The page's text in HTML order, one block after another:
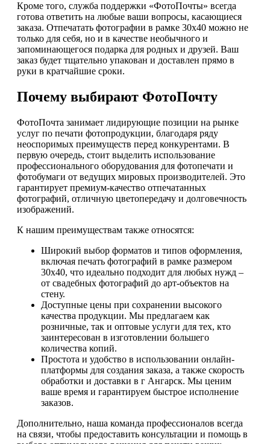
Кроме того, служба поддержки «ФотоПочты» всегда
готова ответить на любые ваши вопросы, касающиеся
заказа. Отпечатать фотографии в рамке 30х40 можно не
только для себя, но и в качестве необычного и
запоминающегося подарка для родных и друзей. Ваш
заказ будет тщательно упакован и доставлен прямо в
руки в кратчайшие сроки.
Почему выбирают ФотоПочту
ФотоПочта занимает лидирующие позиции на рынке
услуг по печати фотопродукции, благодаря ряду
неоспоримых преимуществ перед конкурентами. В
первую очередь, стоит выделить использование
профессионального оборудования для фотопечати и
фотобумаги от ведущих мировых производителей. Это
гарантирует премиум-качество отпечатанных
фотографий, отличную цветопередачу и долговечность
изображений.
К нашим преимуществам также относятся:
Широкий выбор форматов и типов оформления,
включая печать фотографий в рамке размером
30х40, что идеально подходит для любых нужд –
от свадебных фотографий до арт-объектов на
стену.
Доступные цены при сохранении высокого
качества продукции. Мы предлагаем как
розничные, так и оптовые услуги для тех, кто
заинтересован в изготовлении большего
количества копий.
Простота и удобство в использовании онлайн-
платформы для создания заказа, а также скорость
обработки и доставки в г Ангарск. Мы ценим
ваше время и гарантируем быстрое исполнение
заказов.
Дополнительно, наша команда профессионалов всегда
на связи, чтобы предоставить консультации и помощь в